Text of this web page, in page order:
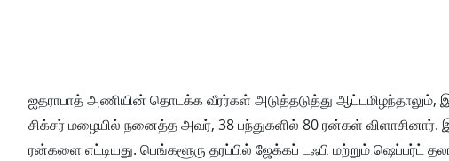
ஐதராபாத் அணியின் தொடக்க வீரர்கள் அடுத்தடுத்து
சிக்சர் மழையில் நனைத்த அவர், 38 பந்துகளில் 80 ரன்கள் விளாசினார்.
ரன்களை எட்டியது. பெங்களூரு தரப்பில் ஜேக்கப் டஃபி மற்றும் ஷெப்பர்ட்